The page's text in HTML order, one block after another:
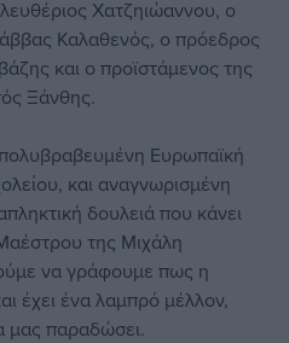
Χατζηιώαννου, ο
Καλαθενός, ο πρόεδρος
και ο προϊστάμενος της
Ξάνθης.
Ευρωπαϊκή
και αναγνωρισμένη
δουλειά που κάνει
της Μιχάλη
να γράφουμε πως η
έχει ένα λαμπρό μέλλον,
μας παραδώσει.